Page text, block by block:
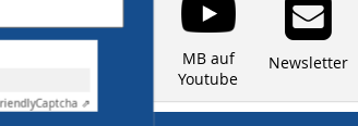
Captcha ⇗
MB auf
Youtube
Newsletter